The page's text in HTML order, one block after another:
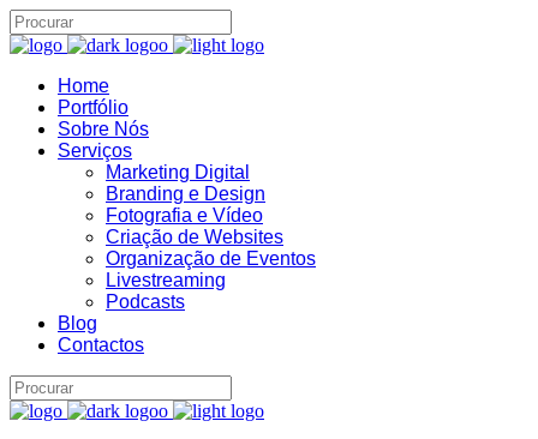
Home
Portfólio
Sobre Nós
Serviços
Marketing Digital
Branding e Design
Fotografia e Vídeo
Criação de Websites
Organização de Eventos
Livestreaming
Podcasts
Blog
Contactos
B22
Brand22 Assistente
Online